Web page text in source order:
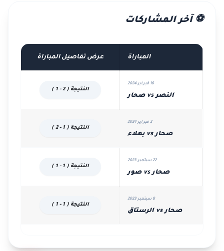
⚽ آخر المشاركات
المباراة عرض تفاصيل المباراة
16 فبراير 2024
النصر vs صحار
النتيجة ( 2 - 1 )
2 فبراير 2024
صحار vs بهلاء
النتيجة ( 1 - 2 )
22 سبتمبر 2023
صحار vs صور
النتيجة ( 1 - 1 )
8 سبتمبر 2023
صحار vs الرستاق
النتيجة ( 1 - 1 )